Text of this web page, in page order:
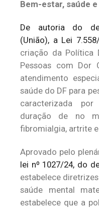
Bem-estar, saúde
De autoria do
(União), a Lei
criação da Política
Pessoas com Dor
atendimento
saúde do DF para
caracterizada
duração de no
fibromialgia, artrite e
Aprovado pelo
lei nº 1027/24, do
estabelece
saúde mental
estabelece que a